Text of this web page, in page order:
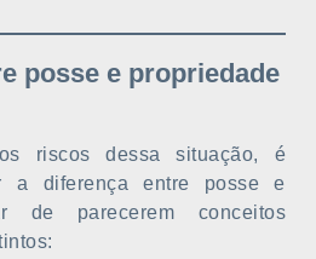
posse e propriedade
riscos dessa situação, é
a diferença entre posse e
de parecerem conceitos